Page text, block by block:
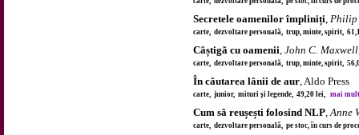
Secretele oamenilor împliniți, Philip
carte, dezvoltare personală, trup, minte, spirit,
Câștigă cu oamenii, John C. Maxwell
carte, dezvoltare personală, trup, minte, spirit,
În căutarea lânii de aur, Aldo Press
carte, junior, mituri și legende, 49,20 lei, mai
Cum să reușești folosind NLP,Anne
carte, dezvoltare personală, pe stoc, în curs de